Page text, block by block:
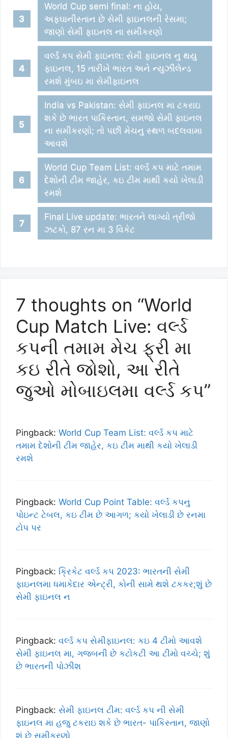
World Cup semi final: ના હોય,
અફઘાનીસ્તાન છે સેમી ફાઇનલની રેસમા;
જાણો સેમી ફાઇનલ ના સમીકરણો
વર્લ્ડ કપ સેમી ફાઇનલ: સેમી ફાઇનલ નુ થયુ
ફાઇનલ, 15 તારીખે ભારત અને ન્યુઝીલેન્ડ
રમશે મુંબઇ મા સેમીફાઇનલ
India vs Pakistan: સેમી ફાઇનલ મા ટકરાઇ
શકે છે ભારત પાકિસ્તાન, સમજો સેમી ફાઇનલ
ના સમીકરણો; તો પછી મેચનુ સ્થળ બદલવામા
આવશે
World Cup Team List: વર્લ્ડ કપ માટે તમામ
દેશોની ટીમ જાહેર, કઇ ટીમ માથી કયો ખેલાડી
રમશે
Final Live update: ભારતને લાગ્યો ત્રીજો
ઝટકો, 87 રન મા 3 વિકેટ
7 thoughts on “World
Cup Match Live: વર્લ્ડ
કપની તમામ મેચ ફ્રી મા
કઇ રીતે જોશો, આ રીતે
જુઓ મોબાઇલમા વર્લ્ડ કપ”
Pingback: World Cup Team List: વર્લ્ડ કપ માટે
તમામ દેશોની ટીમ જાહેર, કઇ ટીમ માથી કયો ખેલાડી
રમશે
Pingback: World Cup Point Table: વર્લ્ડ કપનુ
પોઇન્ટ ટેબલ, કઇ ટીમ છે આગળ; કયો ખેલાડી છે રનમા
ટોપ પર
Pingback: ક્રિકેટ વર્લ્ડ કપ 2023: ભારતની સેમી
ફાઇનલમા ધમાકેદાર એન્ટ્રી, કોની સામે થશે ટકકર;શું છે
સેમી ફાઇનલ ન
Pingback: વર્લ્ડ કપ સેમીફાઇનલ: કઇ 4 ટીમો આવશે
સેમી ફાઇનલ મા, ગજબની છે કટોકટી આ ટીમો વચ્ચે; શું
છે ભારતની પોઝીશ
Pingback: સેમી ફાઇનલ ટીમ: વર્લ્ડ કપ ની સેમી
ફાઇનલ મા હજુ ટકરાઇ શકે છે ભારત- પાકિસ્તાન, જાણો
શું છે સમીકરણો